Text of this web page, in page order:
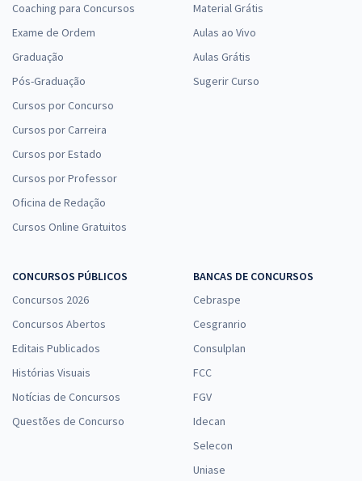
Coaching para Concursos
Exame de Ordem
Graduação
Pós-Graduação
Cursos por Concurso
Cursos por Carreira
Cursos por Estado
Cursos por Professor
Oficina de Redação
Cursos Online Gratuitos
Material Grátis
Aulas ao Vivo
Aulas Grátis
Sugerir Curso
CONCURSOS PÚBLICOS
Concursos 2026
Concursos Abertos
Editais Publicados
Histórias Visuais
Notícias de Concursos
Questões de Concurso
BANCAS DE CONCURSOS
Cebraspe
Cesgranrio
Consulplan
FCC
FGV
Idecan
Selecon
Uniase